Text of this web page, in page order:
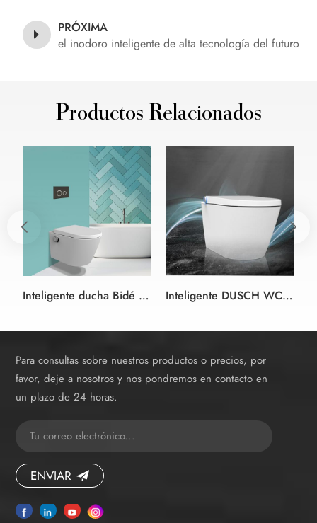
PRÓXIMA
el inodoro inteligente de alta tecnología del futuro
Productos Relacionados
Inteligente ducha Bidé inodoro Asiento de color blanco y negro de estilo alemán Inteligente DUSCH WC ducha asiento de Inodoro bidet blanco asiento de inodoro bidet en el Diseño sin
Para consultas sobre nuestros productos o precios, por
favor, deje a nosotros y nos pondremos en contacto en
un plazo de 24 horas.
ENVIAR